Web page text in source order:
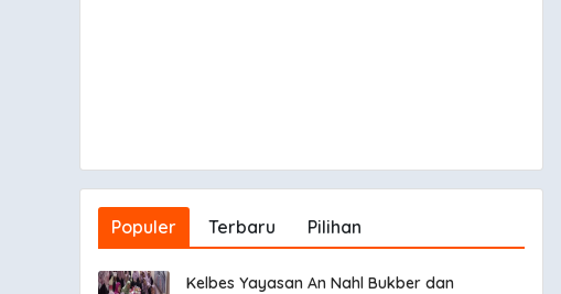
Populer Terbaru Pilihan
Kelbes Yayasan An Nahl Bukber dan